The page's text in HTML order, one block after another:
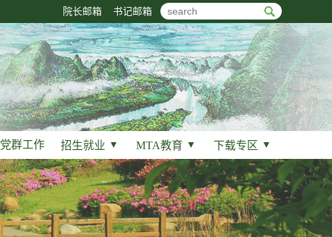
院长邮箱 书记邮箱
党群工作 招生就业 ▼ MTA教育 ▼ 下载专区 ▼